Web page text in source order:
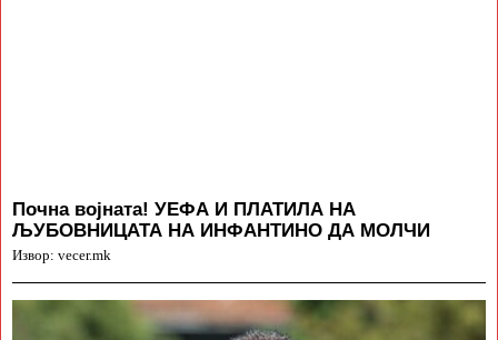
Почна војната! УЕФА И ПЛАТИЛА НА
ЉУБОВНИЦАТА НА ИНФАНТИНО ДА МОЛЧИ
Извор: vecer.mk